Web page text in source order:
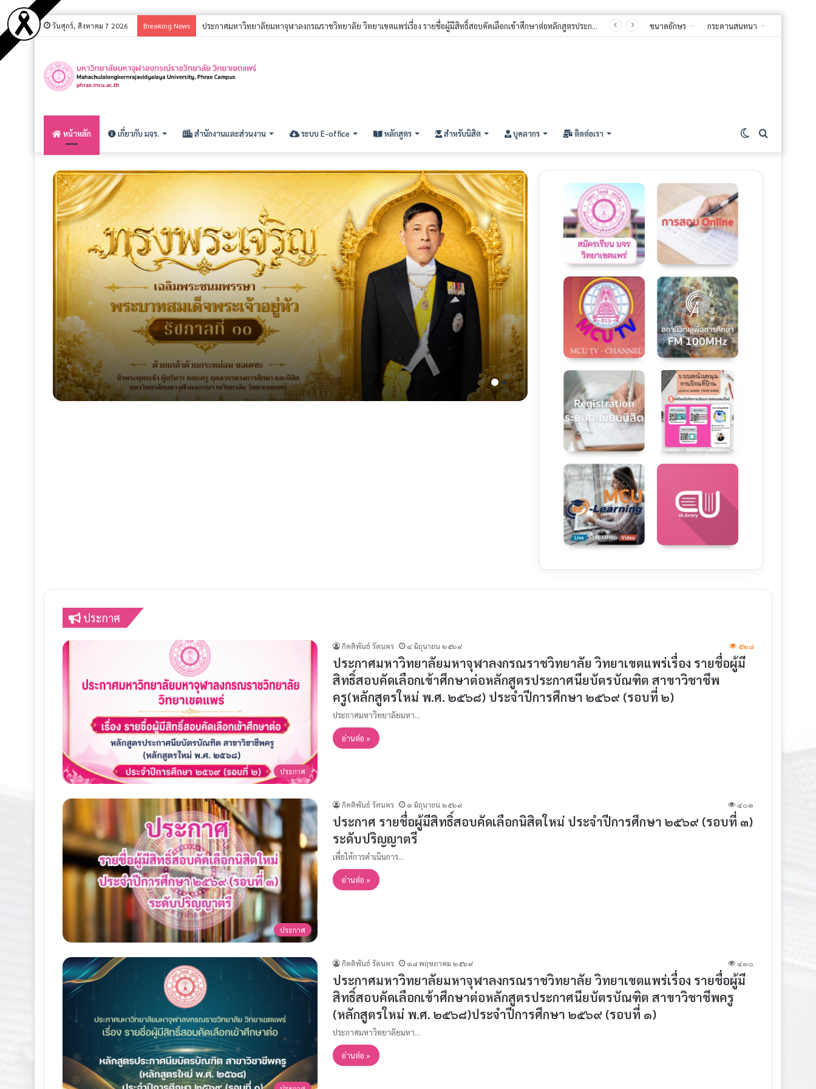
วันศุกร์, สิงหาคม 7 2026 Breaking News ประกาศ รายชื่อผู้มีสิทธิ์สอบคัดเลือกนิสิตใหม่ ประจำปีการศึกษา ๒๕๖๙ (รอบที่ ๓) ระดับปริญญาตรี ขนาดอักษร กระดานสนทนา
หน้าหลัก เกี่ยวกับ มจร. สำนักงานและส่วนงาน ระบบ E-office หลักสูตร สำหรับนิสิต บุคลากร ติดต่อเรา
ประกาศ
ประกาศ
กิตติพันธ์ รัตนคร ๔ มิถุนายน ๒๕๖๙ ๕๒๘
ประกาศมหาวิทยาลัยมหาจุฬาลงกรณราชวิทยาลัย วิทยาเขตแพร่เรื่อง รายชื่อผู้มี
สิทธิ์สอบคัดเลือกเข้าศึกษาต่อหลักสูตรประกาศนียบัตรบัณฑิต สาขาวิชาชีพ
ครู(หลักสูตรใหม่ พ.ศ. ๒๕๖๘) ประจำปีการศึกษา ๒๕๖๙ (รอบที่ ๒)
ประกาศมหาวิทยาลัยมหา…
อ่านต่อ »
ประกาศ
กิตติพันธ์ รัตนคร ๑ มิถุนายน ๒๕๖๙ ๔๐๑
ประกาศ รายชื่อผู้มีสิทธิ์สอบคัดเลือกนิสิตใหม่ ประจำปีการศึกษา ๒๕๖๙ (รอบที่ ๓)
ระดับปริญญาตรี
เพื่อให้การดำเนินการ…
อ่านต่อ »
กิตติพันธ์ รัตนคร ๑๘ พฤษภาคม ๒๕๖๙ ๔๓๐
ประกาศมหาวิทยาลัยมหาจุฬาลงกรณราชวิทยาลัย วิทยาเขตแพร่เรื่อง รายชื่อผู้มี
สิทธิ์สอบคัดเลือกเข้าศึกษาต่อหลักสูตรประกาศนียบัตรบัณฑิต สาขาวิชาชีพครู
(หลักสูตรใหม่ พ.ศ. ๒๕๖๘)ประจำปีการศึกษา ๒๕๖๙ (รอบที่ ๑)
ประกาศมหาวิทยาลัยมหา…
อ่านต่อ »